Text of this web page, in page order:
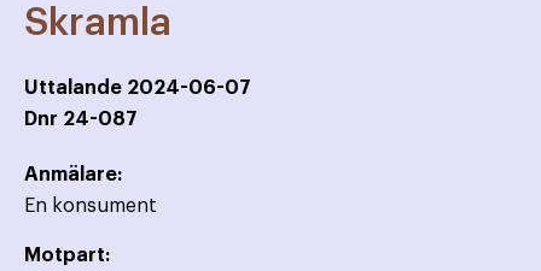
Skramla
Uttalande 2024-06-07
Dnr 24-087
Anmälare:
En konsument
Motpart: